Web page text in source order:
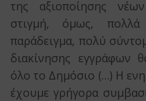
της αξιοποίησης
στιγμή, όμως, πολλά
παράδειγμα, πολύ
διακίνησης εγγράφων
όλο το Δημόσιο (…) Η
έχουμε γρήγορα